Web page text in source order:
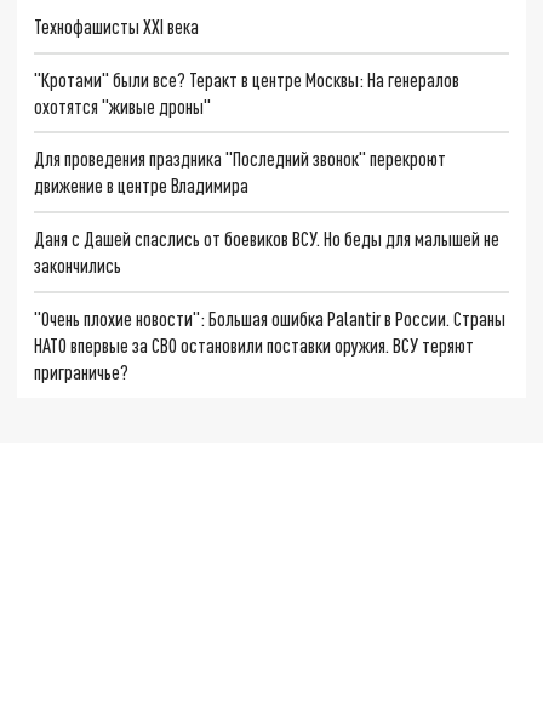
Технофашисты XXI века
"Кротами" были все? Теракт в центре Москвы: На генералов
охотятся "живые дроны"
Для проведения праздника "Последний звонок" перекроют
движение в центре Владимира
Даня с Дашей спаслись от боевиков ВСУ. Но беды для малышей не
закончились
"Очень плохие новости": Большая ошибка Palantir в России. Страны
НАТО впервые за СВО остановили поставки оружия. ВСУ теряют
приграничье?